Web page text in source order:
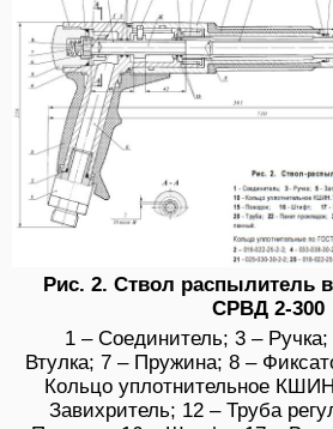
Рис. 2. Ствол распылитель
СРВД 2-300
1 – Соединитель; 3 –
Втулка; 7 – Пружина; 8 –
Кольцо уплотнительное
Завихритель; 12 – Труба